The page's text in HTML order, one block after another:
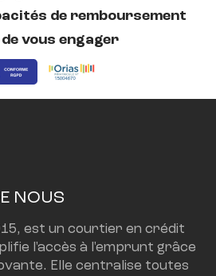
de remboursement
vous engager
NOUS
est un courtier en crédit
l'accès à l'emprunt grâce
Elle centralise toutes